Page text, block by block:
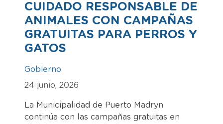
CUIDADO RESPONSABLE DE
ANIMALES CON CAMPAÑAS
GRATUITAS PARA PERROS Y
GATOS
Gobierno
24 junio, 2026
La Municipalidad de Puerto Madryn
continúa con las campañas gratuitas en